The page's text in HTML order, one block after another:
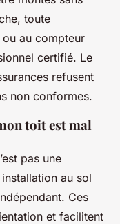
toute
au compteur
certifié. Le
refusent
non conformes.
toit est mal
pas une
au sol
Ces
et facilitent